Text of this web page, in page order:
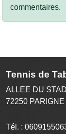
commentaires.
Tennis de
ALLEE DU
72250
Tél. :